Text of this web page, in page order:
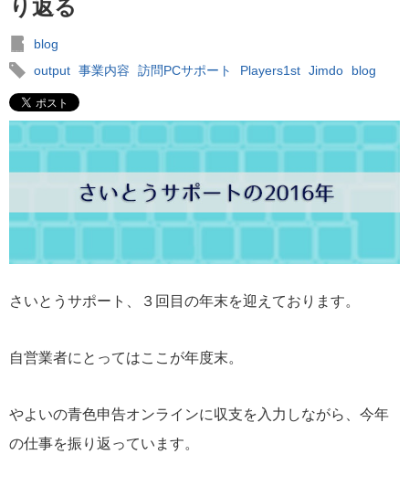
り返る
blog
output 事業内容 訪問PCサポート Players1st Jimdo blog
さいとうサポート、３回目の年末を迎えております。
自営業者にとってはここが年度末。
やよいの青色申告オンラインに収支を入力しながら、今年
の仕事を振り返っています。